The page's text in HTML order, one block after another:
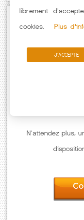
N'attendez plus,
librement
cookies.
Plus
J'ACCEPTE